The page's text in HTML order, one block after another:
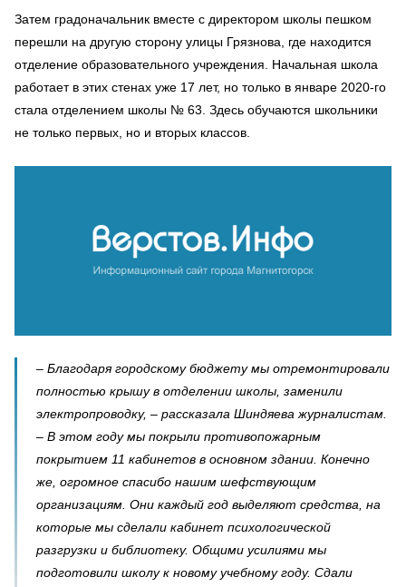
Затем градоначальник вместе с директором школы пешком
перешли на другую сторону улицы Грязнова, где находится
отделение образовательного учреждения. Начальная школа
работает в этих стенах уже 17 лет, но только в январе 2020-го
стала отделением школы № 63. Здесь обучаются школьники
не только первых, но и вторых классов.
– Благодаря городскому бюджету мы отремонтировали
полностью крышу в отделении школы, заменили
электропроводку, – рассказала Шиндяева журналистам.
– В этом году мы покрыли противопожарным
покрытием 11 кабинетов в основном здании. Конечно
же, огромное спасибо нашим шефствующим
организациям. Они каждый год выделяют средства, на
которые мы сделали кабинет психологической
разгрузки и библиотеку. Общими усилиями мы
подготовили школу к новому учебному году. Сдали